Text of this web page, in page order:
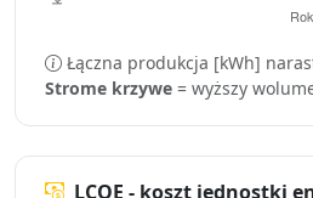
Łączna produkcja [kWh]
Strome krzywe = wyższy
LCOE - koszt jednostki